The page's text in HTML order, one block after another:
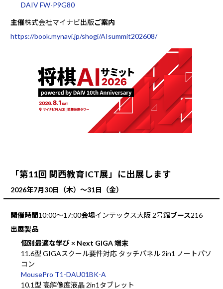
DAIV FW-P9G80
主催株式会社マイナビ出版ご案内
https://book.mynavi.jp/shogi/AIsummit202608/
「第11回 関西教育ICT展」に出展します
2026年7月30日（木）～31日（金）
開催時間10:00～17:00会場インテックス大阪 2号館ブース216
出展製品
個別最適な学び × Next GIGA 端末
11.6型 GIGAスクール要件対応 タッチパネル 2in1 ノートパソ
コン
MousePro T1-DAU01BK-A
10.1型 高解像度液晶 2in1タブレット